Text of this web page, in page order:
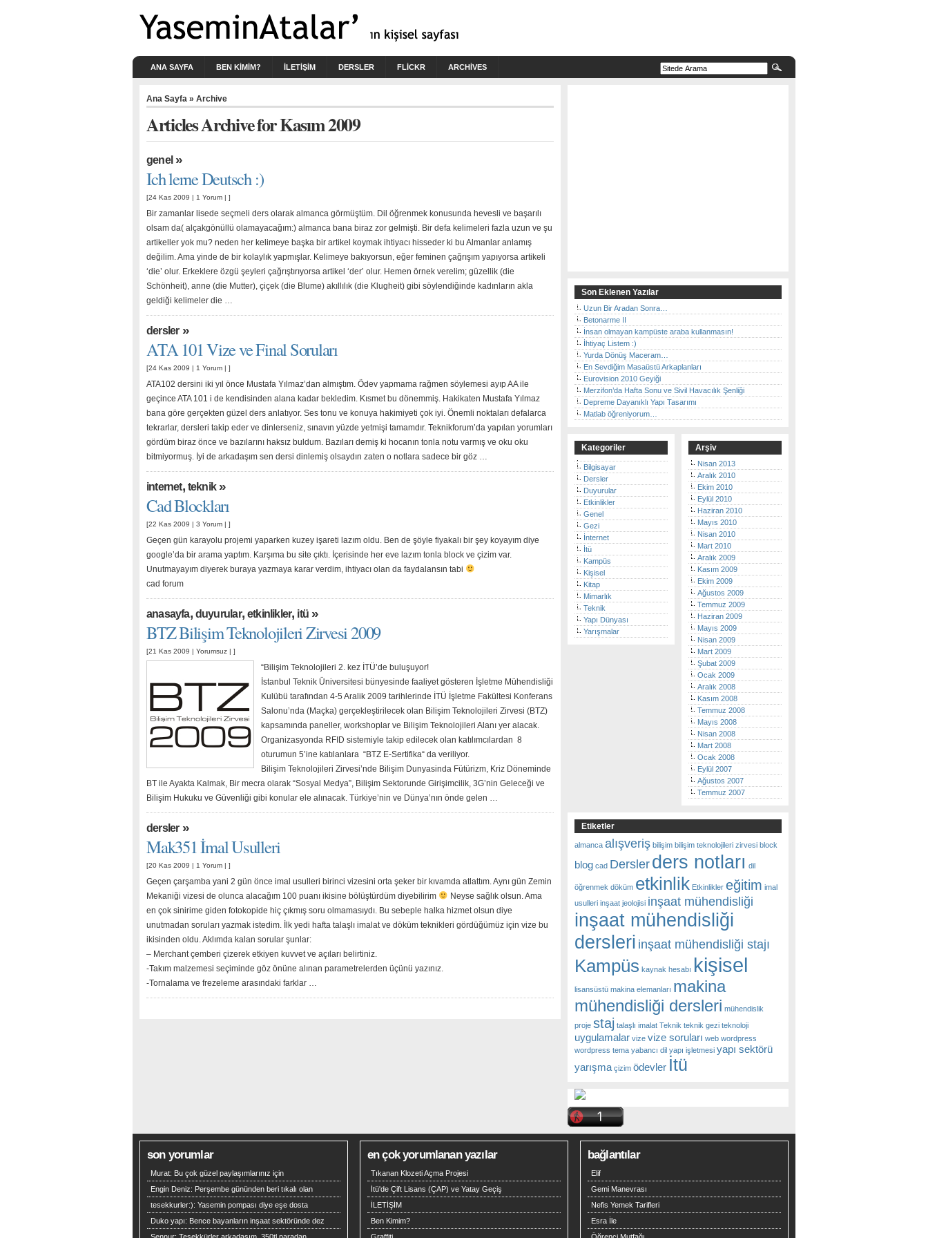
ANA SAYFA BEN KIMIM? İLETİŞİM DERSLER FLICKR ARCHIVES
Ana Sayfa » Archive
Articles Archive for Kasım 2009
genel»
Ich lerne Deutsch :)
[24 Kas 2009 | 1 Yorum | ]
Bir zamanlar lisede seçmeli ders olarak almanca görmüştüm. Dil öğrenmek konusunda hevesli ve başarılı
olsam da( alçakgönüllü olamayacağım:) almanca bana biraz zor gelmişti. Bir defa kelimeleri fazla uzun ve şu
artikeller yok mu? neden her kelimeye başka bir artikel koymak ihtiyacı hisseder ki bu Almanlar anlamış
değilim. Ama yinde de bir kolaylık yapmışlar. Kelimeye bakıyorsun, eğer feminen çağrışım yapıyorsa artikeli
‘die’ olur. Erkeklere özgü şeyleri çağrıştırıyorsa artikel ‘der’ olur. Hemen örnek verelim; güzellik (die
Schönheit), anne (die Mutter), çiçek (die Blume) akıllılık (die Klugheit) gibi söylendiğinde kadınların akla
geldiği kelimeler die …
dersler»
ATA 101 Vize ve Final Soruları
[24 Kas 2009 | 1 Yorum | ]
ATA102 dersini iki yıl önce Mustafa Yılmaz’dan almıştım. Ödev yapmama rağmen söylemesi ayıp AA ile
geçince ATA 101 i de kendisinden alana kadar bekledim. Kısmet bu dönemmiş. Hakikaten Mustafa Yılmaz
bana göre gerçekten güzel ders anlatıyor. Ses tonu ve konuya hakimiyeti çok iyi. Önemli noktaları defalarca
tekrarlar, dersleri takip eder ve dinlerseniz, sınavın yüzde yetmişi tamamdır. Teknikforum’da yapılan yorumları
gördüm biraz önce ve bazılarını haksız buldum. Bazıları demiş ki hocanın tonla notu varmış ve oku oku
bitmiyormuş. İyi de arkadaşım sen dersi dinlemiş olsaydın zaten o notlara sadece bir göz …
i̇nternet, teknik»
Cad Blockları
[22 Kas 2009 | 3 Yorum | ]
Geçen gün karayolu projemi yaparken kuzey işareti lazım oldu. Ben de şöyle fiyakalı bir şey koyayım diye
google’da bir arama yaptım. Karşıma bu site çıktı. İçerisinde her eve lazım tonla block ve çizim var.
Unutmayayım diyerek buraya yazmaya karar verdim, ihtiyacı olan da faydalansın tabi
cad forum
anasayfa, duyurular, etkinlikler, i̇tü »
BTZ Bilişim Teknolojileri Zirvesi 2009
[21 Kas 2009 | Yorumsuz | ]
“Bilişim Teknolojileri 2. kez İTÜ’de buluşuyor!
İstanbul Teknik Üniversitesi bünyesinde faaliyet gösteren İşletme Mühendisliği
Kulübü tarafından 4-5 Aralik 2009 tarihlerinde İTÜ İşletme Fakültesi Konferans
Salonu’nda (Maçka) gerçekleştirilecek olan Bilişim Teknolojileri Zirvesi (BTZ)
kapsamında paneller, workshoplar ve Bilişim Teknolojileri Alanı yer alacak.
Organizasyonda RFID sistemiyle takip edilecek olan katılımcılardan 8
oturumun 5’ine katılanlara “BTZ E-Sertifika“ da veriliyor.
Bilişim Teknolojileri Zirvesi’nde Bilişim Dunyasinda Fütürizm, Kriz Döneminde
BT ile Ayakta Kalmak, Bir mecra olarak “Sosyal Medya”, Bilişim Sektorunde Girişimcilik, 3G’nin Geleceği ve
Bilişim Hukuku ve Güvenliği gibi konular ele alınacak. Türkiye’nin ve Dünya’nın önde gelen …
dersler»
Mak351 İmal Usulleri
[20 Kas 2009 | 1 Yorum | ]
Geçen çarşamba yani 2 gün önce imal usulleri birinci vizesini orta şeker bir kıvamda atlattım. Aynı gün Zemin
Mekaniği vizesi de olunca alacağım 100 puanı ikisine bölüştürdüm diyebilirim
Neyse sağlık olsun. Ama
en çok sinirime giden fotokopide hiç çıkmış soru olmamasıydı. Bu sebeple halka hizmet olsun diye
unutmadan soruları yazmak istedim. İlk yedi hafta talaşlı imalat ve döküm teknikleri gördüğümüz için vize bu
ikisinden oldu. Aklımda kalan sorular şunlar:
– Merchant çemberi çizerek etkiyen kuvvet ve açıları belirtiniz.
-Takım malzemesi seçiminde göz önüne alınan parametrelerden üçünü yazınız.
-Tornalama ve frezeleme arasındaki farklar …
Son Eklenen Yazılar
Uzun Bir Aradan Sonra…
Betonarme II
İnsan olmayan kampüste araba kullanmasın!
İhtiyaç Listem :)
Yurda Dönüş Maceram…
En Sevdiğim Masaüstü Arkaplanları
Eurovision 2010 Geyiği
Merzifon’da Hafta Sonu ve Sivil Havacılık Şenliği
Depreme Dayanıklı Yapı Tasarımı
Matlab öğreniyorum…
Kategoriler
Bilgisayar
Dersler
Duyurular
Etkinlikler
Genel
Gezi
İnternet
İtü
Kampüs
Kişisel
Kitap
Mimarlık
Teknik
Yapı Dünyası
Yarışmalar
Arşiv
Nisan 2013
Aralık 2010
Ekim 2010
Eylül 2010
Haziran 2010
Mayıs 2010
Nisan 2010
Mart 2010
Aralık 2009
Kasım 2009
Ekim 2009
Ağustos 2009
Temmuz 2009
Haziran 2009
Mayıs 2009
Nisan 2009
Mart 2009
Şubat 2009
Ocak 2009
Aralık 2008
Kasım 2008
Temmuz 2008
Mayıs 2008
Nisan 2008
Mart 2008
Ocak 2008
Eylül 2007
Ağustos 2007
Temmuz 2007
Etiketler
almanca alışveriş bilişim bilişim teknolojileri zirvesi block
blog cad Dersler ders notları dil
öğrenmek döküm etkinlik Etkinlikler eğitim imal
usulleri inşaat jeolojisi inşaat mühendisliği
inşaat mühendisliği
dersleri inşaat mühendisliği stajı
Kampüs kaynak hesabı kişisel
lisansüstü makina elemanları makina
mühendisliği dersleri mühendislik
proje staj talaşlı imalat Teknik teknik gezi teknoloji
uygulamalar vize vize soruları web wordpress
wordpress tema yabancı dil yapı işletmesi yapı sektörü
yarışma çizim ödevler İtü
son yorumlar
Murat: Bu çok güzel paylaşımlarınız için
Engin Deniz: Perşembe gününden beri tıkalı olan
tesekkurler:): Yasemin pompası diye eşe dosta
Duko yapı: Bence bayanların inşaat sektöründe dez
en çok yorumlanan yazılar
Tıkanan Klozeti Açma Projesi
İtü'de Çift Lisans (ÇAP) ve Yatay Geçiş
İLETİŞİM
Ben Kimim?
bağlantılar
Elif
Gemi Manevrası
Nefis Yemek Tarifleri
Esra İle